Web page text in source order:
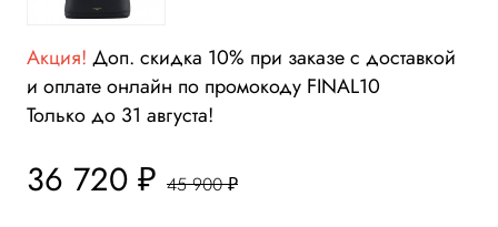
Акция! Доп. скидка 10% при заказе с доставкой
и оплате онлайн по промокоду FINAL10
Только до 31 августа!
36 720 ₽ 45 900 ₽